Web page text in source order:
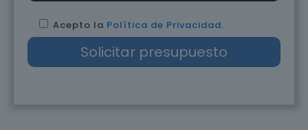
Acepto la Política de Privacidad.